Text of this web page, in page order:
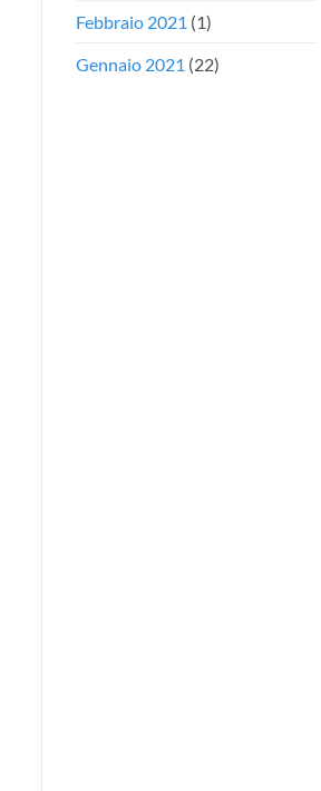
Febbraio 2021 (1)
Gennaio 2021 (22)